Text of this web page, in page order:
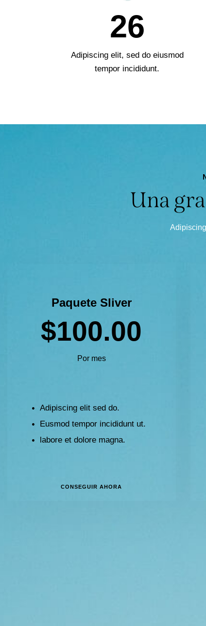
26
Adipiscing elit, sed do eiusmod
tempor incididunt.
Una
Paquete Sliver
$100.00
Por mes
Adipiscing elit sed do.
Eusmod tempor incididunt ut.
labore et dolore magna.
CONSEGUIR AHORA